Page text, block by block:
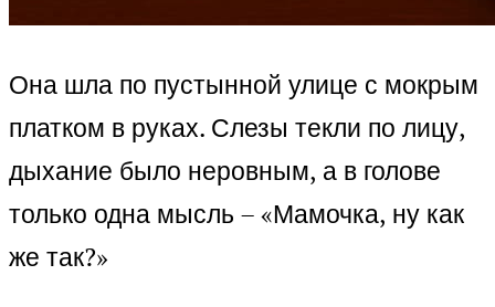
Она шла по пустынной улице с мокрым
платком в руках. Слезы текли по лицу,
дыхание было неровным, а в голове
только одна мысль – «Мамочка, ну как
же так?»